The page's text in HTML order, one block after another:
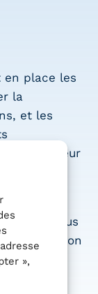
»,
en place les
la
et les
du secteur
pour
dans tous